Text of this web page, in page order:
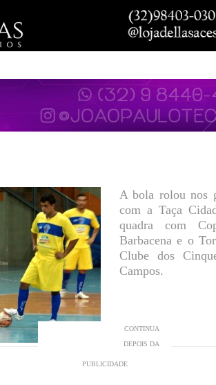
A bola rolou nos
com a Taça
quadra com
Barbacena e o
Clube dos
Campos.
CONTINUA
DEPOIS DA
PUBLICIDADE